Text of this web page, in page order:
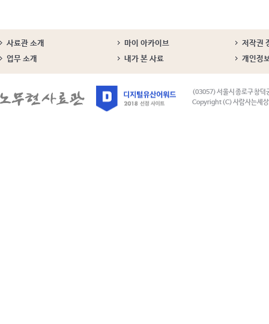
사료관 소개 마이 아카이브
저작권
업무 소개
내가 본 사료 개인정
(03057) 서울시 종로구 창덕
Copyright (C) 사람사는세